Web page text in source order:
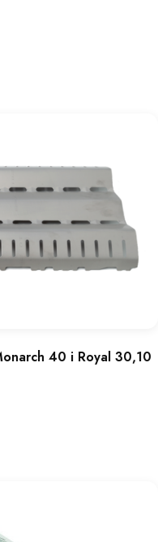
40 i Royal 30,10